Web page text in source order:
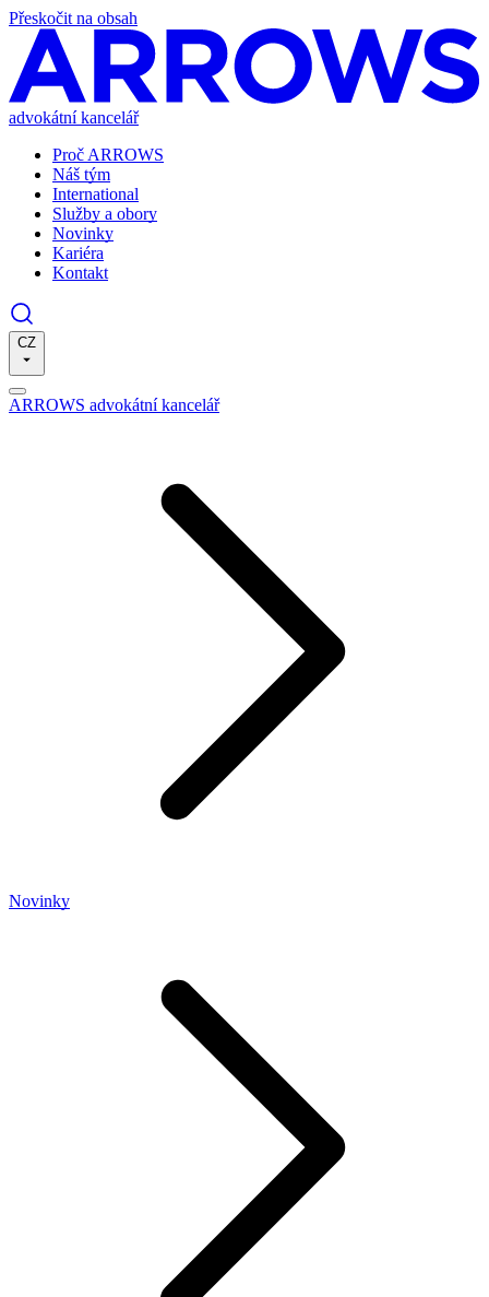
Přeskočit na obsah
advokátní kancelář
Proč ARROWS
Náš tým
International
Služby a obory
Novinky
Kariéra
Kontakt
CZ
ARROWS advokátní kancelář
Novinky